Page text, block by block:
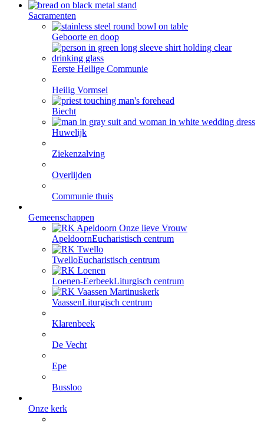
Sacramenten
Geboorte en doop
Eerste Heilige Communie
Heilig Vormsel
Biecht
Huwelijk
Ziekenzalving
Overlijden
Communie thuis
Gemeenschappen
ApeldoornEucharistisch centrum
TwelloEucharistisch centrum
Loenen-EerbeekLiturgisch centrum
VaassenLiturgisch centrum
Klarenbeek
De Vecht
Epe
Bussloo
Onze kerk